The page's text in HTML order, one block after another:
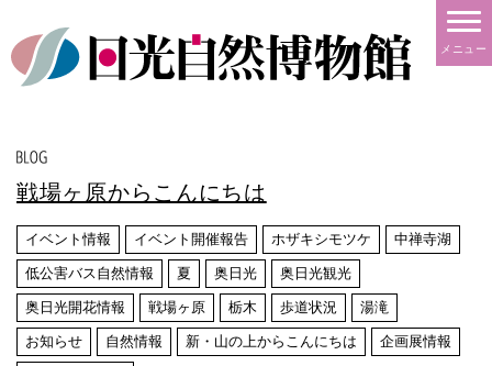
メニュー
戦場ヶ原からこんにちは
イベント情報 イベント開催報告 ホザキシモツケ 中禅寺湖
低公害バス自然情報 夏 奥日光 奥日光観光
奥日光開花情報 戦場ヶ原 栃木 歩道状況 湯滝
お知らせ 自然情報 新・山の上からこんにちは 企画展情報